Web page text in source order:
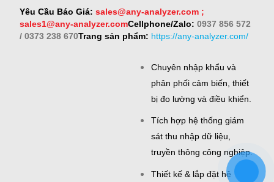
Yêu Cầu Báo Giá: sales@any-analyzer.com ;
sales1@any-analyzer.comCellphone/Zalo: 0937 856 572
/ 0373 238 670Trang sản phẩm: https://any-analyzer.com/
Chuyên nhập khẩu và
phân phối cảm biến, thiết
bị đo lường và điều khiển.
Tích hợp hệ thống giám
sát thu nhập dữ liệu,
truyền thông công nghiệp.
Thiết kế & lắp đặt hệ